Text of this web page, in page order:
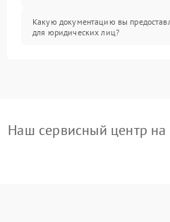
Какую документацию вы
для юридических лиц?
Наш сервисный центр